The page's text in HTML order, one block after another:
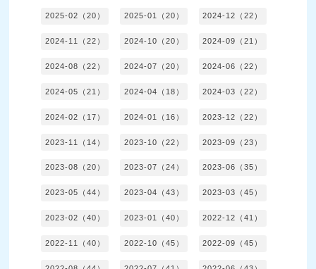
2025-02（20） 2025-01（20） 2024-12（22）
2024-11（22） 2024-10（20） 2024-09（21）
2024-08（22） 2024-07（20） 2024-06（22）
2024-05（21） 2024-04（18） 2024-03（22）
2024-02（17） 2024-01（16） 2023-12（22）
2023-11（14） 2023-10（22） 2023-09（23）
2023-08（20） 2023-07（24） 2023-06（35）
2023-05（44） 2023-04（43） 2023-03（45）
2023-02（40） 2023-01（40） 2022-12（41）
2022-11（40） 2022-10（45） 2022-09（45）